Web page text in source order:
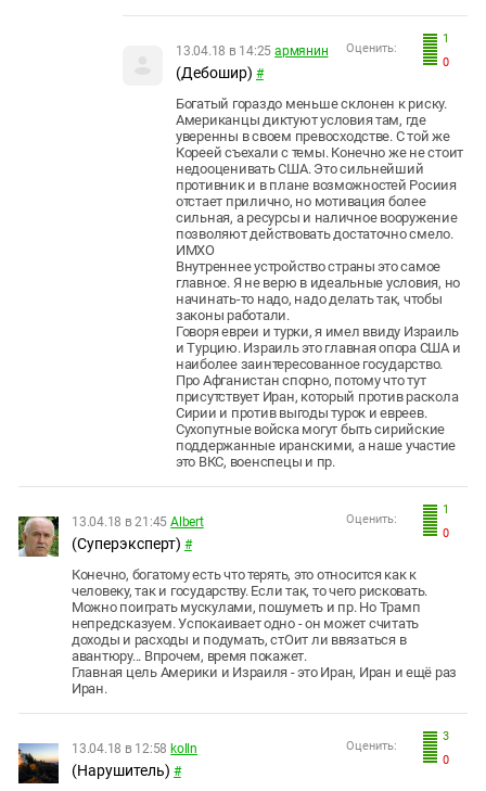
1
0
Оценить:
13.04.18 в 14:25 армянин
(Дебошир) #
Богатый гораздо меньше склонен к риску.
Американцы диктуют условия там, где
уверенны в своем превосходстве. С той же
Кореей съехали с темы. Конечно же не стоит
недооценивать США. Это сильнейший
противник и в плане возможностей Росиия
отстает прилично, но мотивация более
сильная, а ресурсы и наличное вооружение
позволяют действовать достаточно смело.
ИМХО
Внутреннее устройство страны это самое
главное. Я не верю в идеальные условия, но
начинать-то надо, надо делать так, чтобы
законы работали.
Говоря евреи и турки, я имел ввиду Израиль
и Турцию. Израиль это главная опора США и
наиболее заинтересованное государство.
Про Афганистан спорно, потому что тут
присутствует Иран, который против раскола
Сирии и против выгоды турок и евреев.
Сухопутные войска могут быть сирийские
поддержанные иранскими, а наше участие
это ВКС, военспецы и пр.
1
0
Оценить:
13.04.18 в 21:45 Albert
(Суперэксперт) #
Конечно, богатому есть что терять, это относится как к
человеку, так и государству. Если так, то чего рисковать.
Можно поиграть мускулами, пошуметь и пр. Но Трамп
непредсказуем. Успокаивает одно - он может считать
доходы и расходы и подумать, стОит ли ввязаться в
авантюру... Впрочем, время покажет.
Главная цель Америки и Израиля - это Иран, Иран и ещё раз
Иран.
3
0
Оценить:
13.04.18 в 12:58 kolln
(Нарушитель) #